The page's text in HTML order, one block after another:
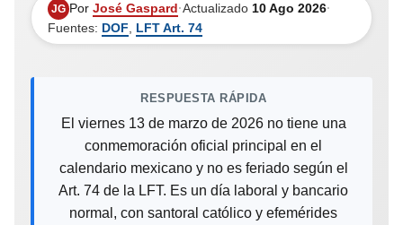
JG Por José Gaspard·Actualizado 10 Ago 2026·
Fuentes: DOF LFT Art. 74
RESPUESTA RÁPIDA
El viernes 13 de marzo de 2026 no tiene una
conmemoración oficial principal en el
calendario mexicano y no es feriado según el
Art. 74 de la LFT. Es un día laboral y bancario
normal, con santoral católico y efemérides